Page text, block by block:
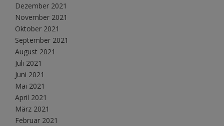
Dezember 2021
November 2021
Oktober 2021
September 2021
August 2021
Juli 2021
Juni 2021
Mai 2021
April 2021
März 2021
Februar 2021